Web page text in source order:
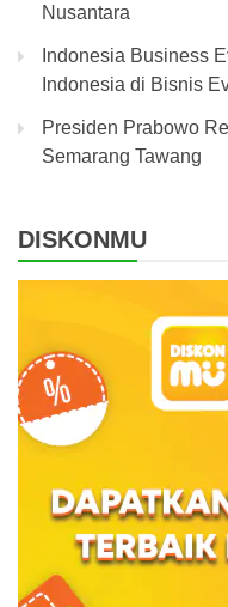
Nusantara
Indonesia Business
Indonesia di Bisnis
Presiden Prabowo
Semarang Tawang
DISKONMU